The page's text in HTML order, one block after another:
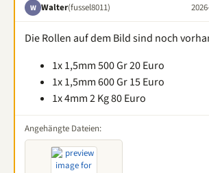
W Walter(fussel8011)
Die Rollen auf dem Bild sind noch
1x 1,5mm 500 Gr 20 Euro
1x 1,5mm 600 Gr 15 Euro
1x 4mm 2 Kg 80 Euro
Angehängte Dateien: